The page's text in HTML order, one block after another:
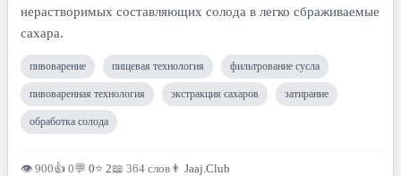
нерастворимых составляющих солода в легко сбраживаемые
сахара.
пивоварение пищевая технология фильтрование сусла
пивоваренная технология экстракция сахаров затирание
обработка солода
👁 900👍 0💬 0⭐ 2📖 364 слов 👨 Jaaj.Club